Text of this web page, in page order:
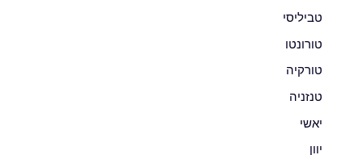
טביליסי
טורונטו
טורקיה
טנזניה
יאשי
יוון